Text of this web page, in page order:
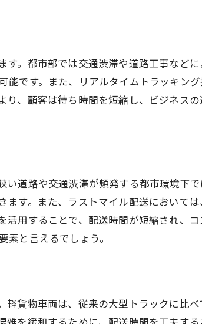
地での軽貨物の活用例
敏性を活かすポイント
す安全で迅速な配送
キングで配送状況を即座に把握
化と軽貨物の相性
術が生む配送の信頼性
ータを活用した配送管理
上させるトラッキングシステム
。都市部では交通渋滞や道路工事など
です。また、リアルタイムトラッキン
、顧客は待ち時間を短縮し、ビジネス
道路や交通渋滞が頻発する都市環境下
す。また、ラストマイル配送において
用することで、配送時間が短縮され、
と言えるでしょう。
貨物車両は、従来の大型トラックに比